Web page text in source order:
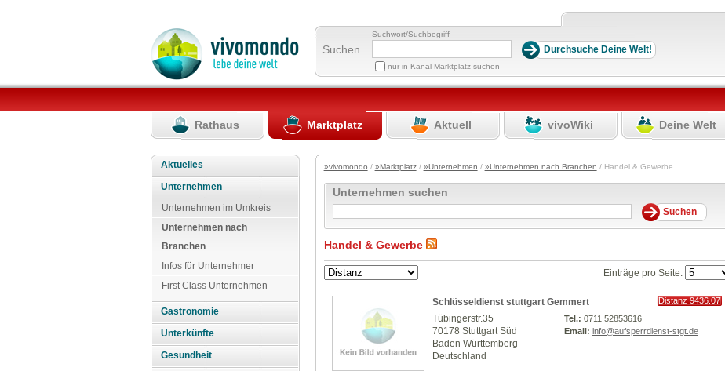
Suchen
Suchwort/Suchbegriff
nur in Kanal Marktplatz suchen
Rathaus Marktplatz Aktuell vivoWiki Deine Welt
Aktuelles
Unternehmen
Unternehmen im Umkreis
Unternehmen nach
Branchen
Infos für Unternehmer
First Class Unternehmen
Gastronomie
Unterkünfte
Gesundheit
»vivomondo / »Marktplatz/ »Unternehmen / »Unternehmen nach Branchen / Handel & Gewerbe
Unternehmen suchen
Handel & Gewerbe
Einträge pro Seite:
Schlüsseldienst stuttgart Gemmert
Distanz 9436.07
Tübingerstr.35
70178 Stuttgart Süd
Baden Württemberg
Deutschland
Tel.: 0711 52853616
Email: info@aufsperrdienst-stgt.de